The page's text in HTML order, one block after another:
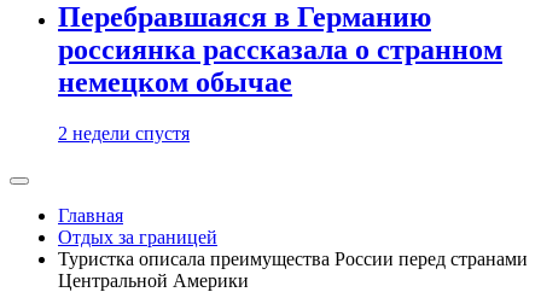
Перебравшаяся в Германию
россиянка рассказала о странном
немецком обычае
2 недели спустя
Главная
Отдых за границей
Туристка описала преимущества России перед странами
Центральной Америки